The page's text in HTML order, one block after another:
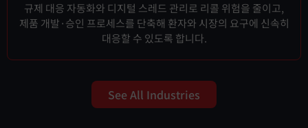
규제 대응 자동화와 디지털 스레드 관리로 리콜 위험을 줄이고,
제품 개발·승인 프로세스를 단축해 환자와 시장의 요구에 신속히
대응할 수 있도록 합니다.
See All Industries